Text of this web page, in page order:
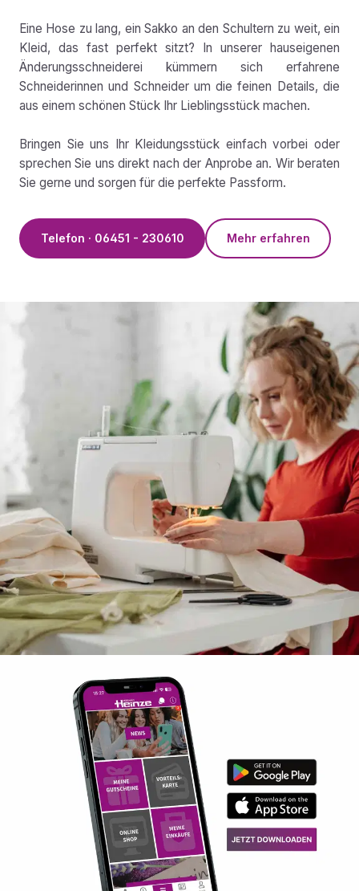
Eine Hose zu lang, ein Sakko an den Schultern zu weit, ein
Kleid, das fast perfekt sitzt? In unserer hauseigenen
Änderungsschneiderei kümmern sich erfahrene
Schneiderinnen und Schneider um die feinen Details, die
aus einem schönen Stück Ihr Lieblingsstück machen.
Bringen Sie uns Ihr Kleidungsstück einfach vorbei oder
sprechen Sie uns direkt nach der Anprobe an. Wir beraten
Sie gerne und sorgen für die perfekte Passform.
Telefon · 06451 - 230610 Mehr erfahren